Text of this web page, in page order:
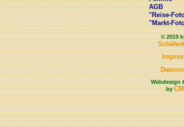
AGB
"Reise-
"Markt-
© 2019
Webdesign
by